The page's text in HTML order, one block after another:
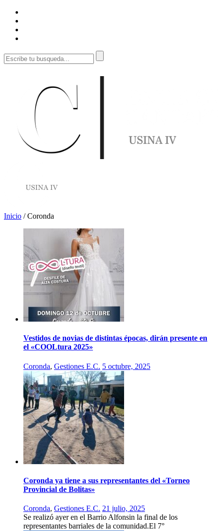
Inicio /Coronda
Vestidos de novias de distintas épocas, dirán presente en
el «COOLtura 2025»
Coronda, Gestiones E.C. 5 octubre, 2025
Coronda ya tiene a sus representantes del «Torneo
Provincial de Bolitas»
Coronda, Gestiones E.C. 21 julio, 2025
Se realizó ayer en el Barrio Alfonsin la final de los
representantes barriales de la comunidad.El 7°